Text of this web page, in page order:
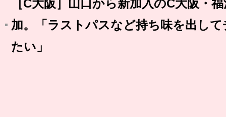
［C大阪］山口から新加入のC大阪・
加。「ラストパスなど持ち味を出し
たい」